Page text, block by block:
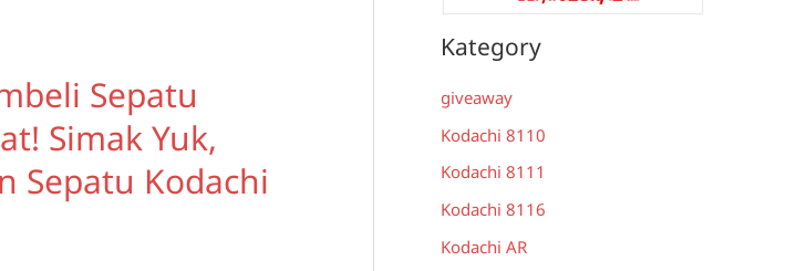
Sepatu
Simak Yuk,
Sepatu Kodachi
Kategory
giveaway
Kodachi 8110
Kodachi 8111
Kodachi 8116
Kodachi AR